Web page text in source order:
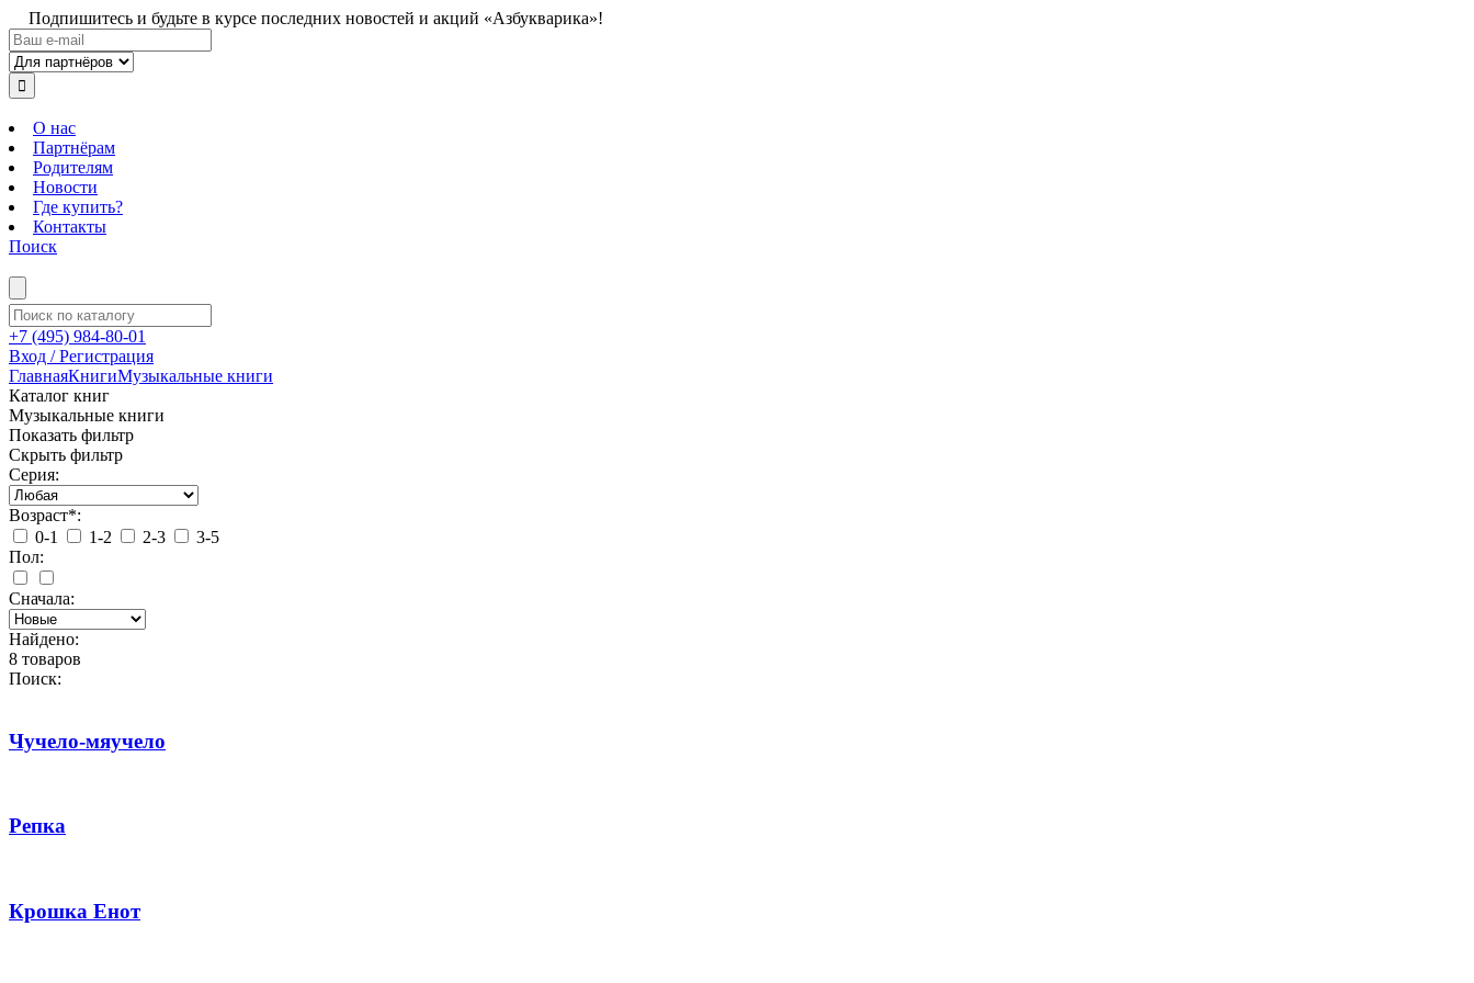
Подпишитесь и будьте в курсе последних новостей и акций «Азбукварика»!
О нас
Партнёрам
Родителям
Новости
Где купить?
Контакты
Поиск
+7 (495) 984-80-01
Вход / Регистрация
ГлавнаяКнигиМузыкальные книги
Каталог книг
Музыкальные книги
Показать фильтр
Скрыть фильтр
Серия:
Возраст*:
0-1
1-2 2-3
3-5
Пол:
Сначала:
Найдено:
8 товаров
Поиск:
Чучело-мяучело
Репка
Крошка Енот